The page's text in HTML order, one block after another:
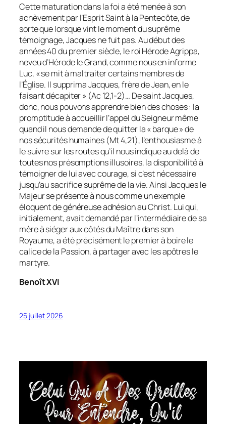
Cette maturation dans la foi a été menée à son
achèvement par l’Esprit Saint à la Pentecôte, de
sorte que lorsque vint le moment du suprême
témoignage, Jacques ne fuit pas. Au début des
années 40 du premier siècle, le roi Hérode Agrippa,
neveu d’Hérode le Grand, comme nous en informe
Luc, « se mit à maltraiter certains membres de
l’Église. Il supprima Jacques, frère de Jean, en le
faisant décapiter » (Ac 12,1-2)… De saint Jacques,
donc, nous pouvons apprendre bien des choses : la
promptitude à accueillir l’appel du Seigneur même
quand il nous demande de quitter la « barque » de
nos sécurités humaines (Mt 4,21), l’enthousiasme à
le suivre sur les routes qu’il nous indique au delà de
toutes nos présomptions illusoires, la disponibilité à
témoigner de lui avec courage, si c’est nécessaire
jusqu’au sacrifice suprême de la vie. Ainsi Jacques le
Majeur se présente à nous comme un exemple
éloquent de généreuse adhésion au Christ. Lui qui,
initialement, avait demandé par l’intermédiaire de sa
mère à siéger aux côtés du Maître dans son
Royaume, a été précisément le premier à boire le
calice de la Passion, à partager avec les apôtres le
martyre.
Benoît XVI
25 juillet 2026